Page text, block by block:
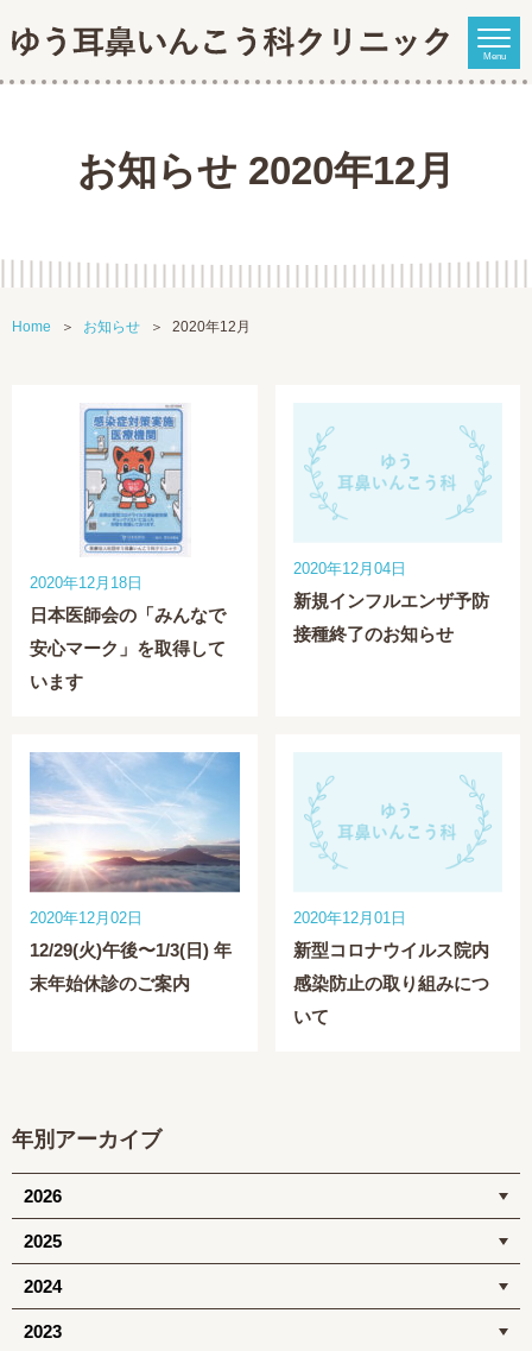
Menu
お知らせ 2020年12月
Home お知らせ 2020年12月
2020年12月18日
日本医師会の「みんなで
安心マーク」を取得して
います
2020年12月04日
新規インフルエンザ予防
接種終了のお知らせ
2020年12月02日
12/29(火)午後〜1/3(日) 年
末年始休診のご案内
2020年12月01日
新型コロナウイルス院内
感染防止の取り組みにつ
いて
年別アーカイブ
2026
2025
2024
2023